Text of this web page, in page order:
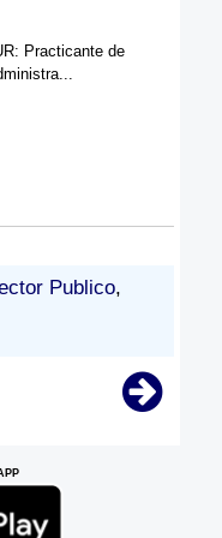
Practicante de
Publico,